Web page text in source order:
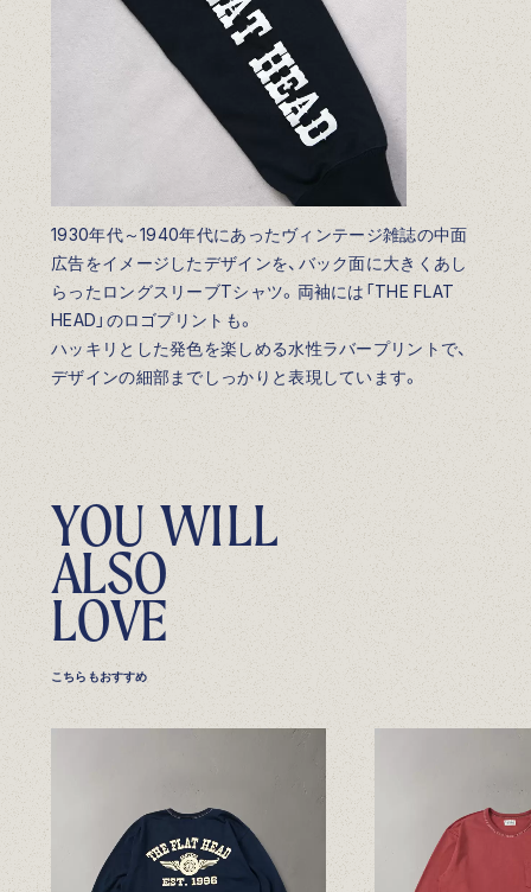
1930年代～1940年代にあったヴィンテージ雑誌の中面
広告をイメージしたデザインを、バック面に大きくあし
らったロングスリーブTシャツ。両袖には「THE FLAT
HEAD」のロゴプリントも。
ハッキリとした発色を楽しめる水性ラバープリントで、
デザインの細部までしっかりと表現しています。
YOU WILL
ALSO
LOVE
こちらもおすすめ